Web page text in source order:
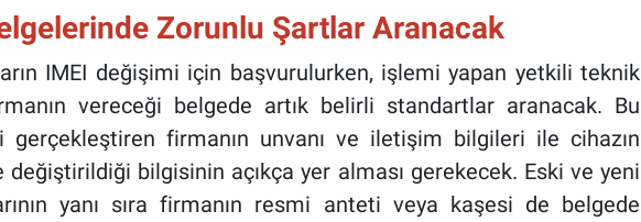
Zorunlu Şartlar Aranacak
IMEI değişimi için başvurulurken, işlemi yapan yetkili teknik
vereceği belgede artık belirli standartlar aranacak. Bu
gerçekleştiren firmanın unvanı ve iletişim bilgileri ile cihazın
değiştirildiği bilgisinin açıkça yer alması gerekecek. Eski ve yeni
yanı sıra firmanın resmi anteti veya kaşesi de belgede